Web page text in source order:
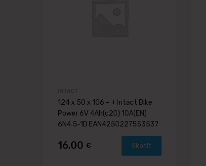
124 x 50 x 106 – + Intact Bike
Power 6V 4Ah(c20) 10A(EN)
6N4.5-1D EAN4250227553537
16.00 € Skatīt